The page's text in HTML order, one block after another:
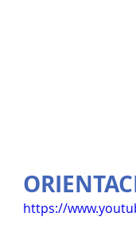
https://